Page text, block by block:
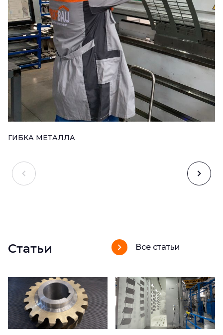
ГИБКА МЕТАЛЛА
Статьи Все статьи